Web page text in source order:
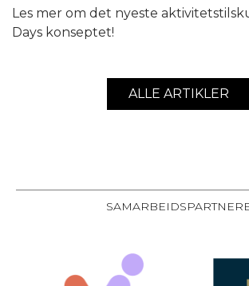
Les mer om det nyeste
Days konseptet!
ALLE ARTIKLER